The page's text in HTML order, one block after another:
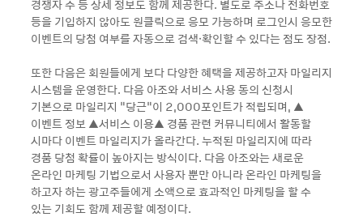
경쟁자 수 등 상세 정보도 함께 제공한다. 별도로 주소나 전화번호
등을 기입하지 않아도 원클릭으로 응모 가능하며 로그인시 응모한
이벤트의 당첨 여부를 자동으로 검색·확인할 수 있다는 점도 장점.
또한 다음은 회원들에게 보다 다양한 혜택을 제공하고자 마일리지
시스템을 운영한다. 다음 아조와 서비스 사용 동의 신청시
기본으로 마일리지 “당근“이 2,000포인트가 적립되며, ▲
이벤트 정보 ▲서비스 이용▲ 경품 관련 커뮤니티에서 활동할
시마다 이벤트 마일리지가 올라간다. 누적된 마일리지에 따라
경품 당첨 확률이 높아지는 방식이다. 다음 아조와는 새로운
온라인 마케팅 기법으로서 사용자 뿐만 아니라 온라인 마케팅을
하고자 하는 광고주들에게 소액으로 효과적인 마케팅을 할 수
있는 기회도 함께 제공할 예정이다.